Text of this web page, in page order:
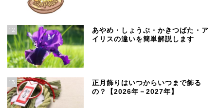
12
あやめ・しょうぶ・かきつばた・ア
イリスの違いを簡単解説します
13
正月飾りはいつからいつまで飾る
の？【2026年－2027年】